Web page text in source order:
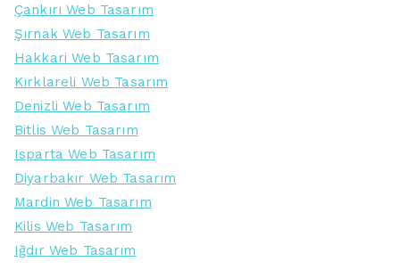
Çankırı Web Tasarım
Şırnak Web Tasarım
Hakkari Web Tasarım
Kırklareli Web Tasarım
Denizli Web Tasarım
Bitlis Web Tasarım
Isparta Web Tasarım
Diyarbakır Web Tasarım
Mardin Web Tasarım
Kilis Web Tasarım
Iğdır Web Tasarım